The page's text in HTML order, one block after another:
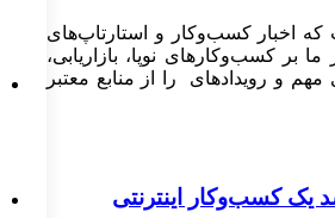
که اخبار کسب‌وکار و استارتاپ‌های
بر کسب‌وکارهای نوپا، بازاریابی،
و رویدادهای را از منابع معتبر